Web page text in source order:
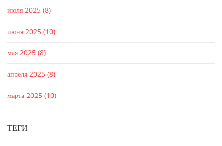
июля 2025 (8)
июня 2025 (10)
мая 2025 (8)
апреля 2025 (8)
марта 2025 (10)
ТЕГИ